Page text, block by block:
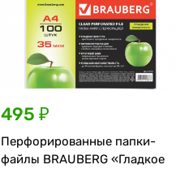
495 ₽
Перфорированные папки-
файлы BRAUBERG «Гладкое